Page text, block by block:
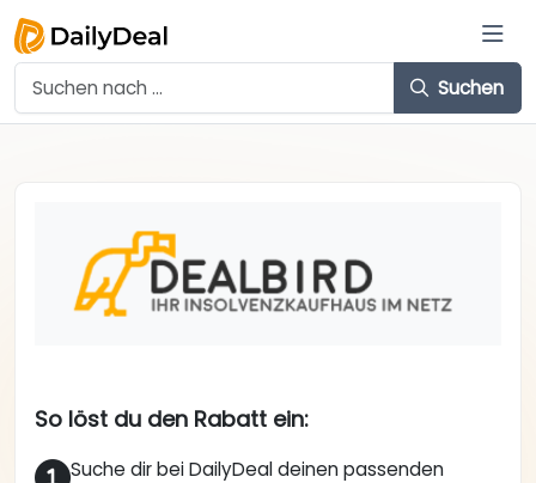
Suchen
So löst du den Rabatt ein:
Suche dir bei DailyDeal deinen passenden